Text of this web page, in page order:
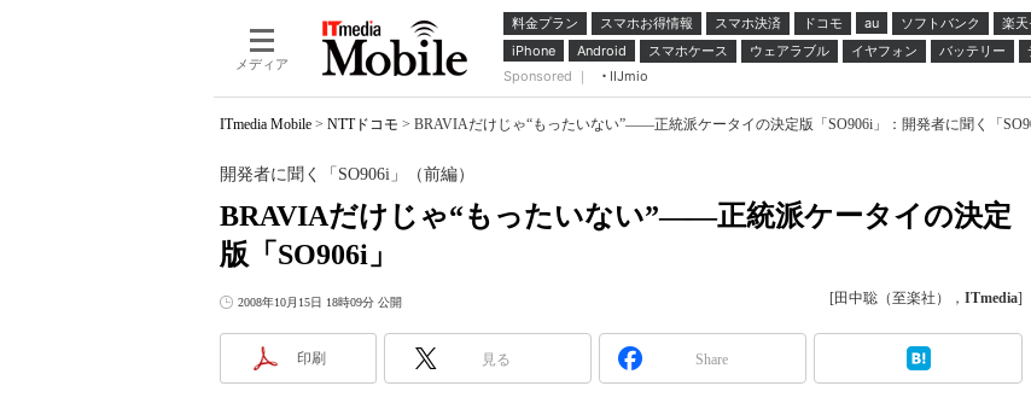
メディア
料金プラン スマホお得情報 スマホ決済 ドコモ au ソフトバンク
楽
iPhone
Android スマホケース ウェアラブル イヤフォン バッテリー
Sponsored ｜
IIJmio
ITmedia Mobile > NTTドコモ > BRAVIAだけじゃ“もったいない”――正統派ケータイの決定版「SO906i」：開発者に聞く「
BRAVIAだけじゃ“もったいない”――正統派ケータイの決定
版「SO906i」
開発者に聞く「SO906i」（前編）
2008年10月15日 18時09分 公開 [田中聡（至楽社）， ITmedia]
印刷 見る Share